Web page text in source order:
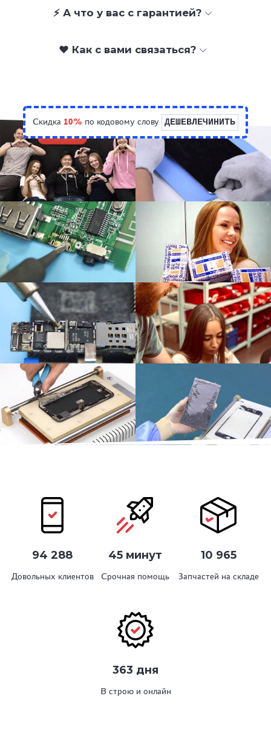
⚡ А что у вас с гарантией?
❤️ Как с вами связаться?
Скидка 10% по кодовому слову ДЕШЕВЛЕЧИНИТЬ
94 288
Довольных клиентов
45 минут
Срочная помощь
10 965
Запчастей на складе
363 дня
В строю и онлайн